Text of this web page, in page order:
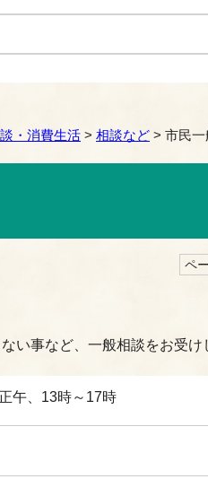
・消費生活 > 相談など > 市民一
ペ
い事など、一般相談をお受け
午、13時～17時